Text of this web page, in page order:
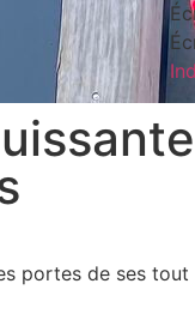
portes de ses